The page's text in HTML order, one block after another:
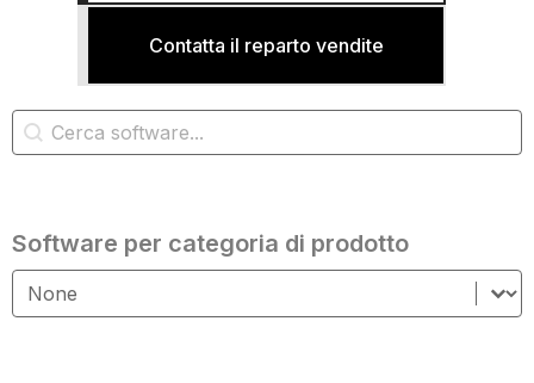
Contatta il reparto vendite
Ricerca software
Ricerca contenuto
Software per categoria di prodotto
Software per categoria di prodotto
Software per categoria di prodotto